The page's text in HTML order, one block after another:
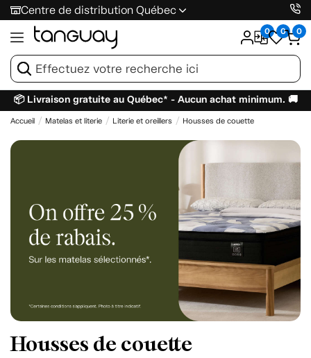
Centre de distribution Québec
0 0 0
📦 Livraison gratuite au Québec* - Aucun achat minimum. 🚚
Accueil Matelas et literie Literie et oreillers Housses de couette
Housses de couette